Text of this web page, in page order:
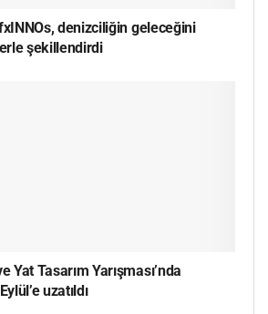
denizciliğin geleceğini
şekillendirdi
Yat Tasarım Yarışması’nda
uzatıldı